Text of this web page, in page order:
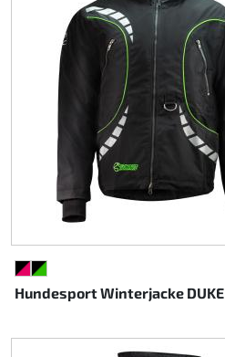
Hundesport Winterjacke DUKE
SCHWARZ/PINK
SCHWARZ/GRÜN